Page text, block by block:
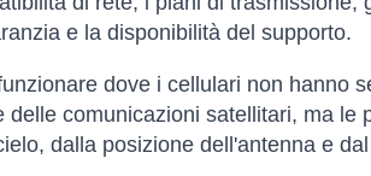
e la disponibilità del supporto.
dove i cellulari non hanno
comunicazioni satellitari, ma le
dalla posizione dell'antenna e